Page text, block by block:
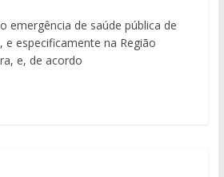
emergência de saúde pública de
especificamente na Região
e, de acordo